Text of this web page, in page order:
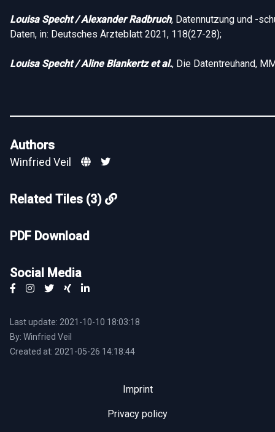
Louisa Specht / Alexander Radbruch, Datennutzung und -
Daten, in: Deutsches Ärzteblatt 2021, 118(27-28);
Louisa Specht / Aline Blankertz et al., Die Datentreuhand,
Authors
Winfried Veil
Related Tiles (3)
PDF Download
Social Media
Last update: 2021-10-10 18:03:18
By: Winfried Veil
Created at: 2021-05-26 14:18:44
Imprint
Privacy policy